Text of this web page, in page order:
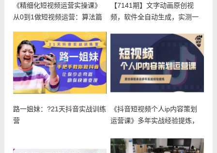
《精细化短视频运营实操课》
从0到1做短视频运营：算法篇
【7141期】文字动画原创视
频，软件全自动生成，实测一
路一姐妹：?21天抖音实战训练
营
《抖音短视频个人ip内容策划
运营课》多年实战经验提炼，